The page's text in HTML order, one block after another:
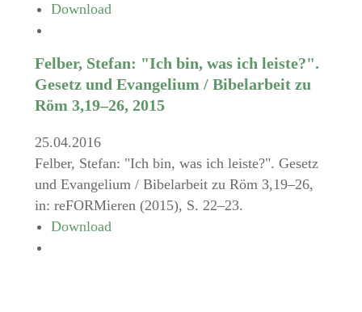
Download
Felber, Stefan: "Ich bin, was ich leiste?".
Gesetz und Evangelium / Bibelarbeit zu
Röm 3,19–26, 2015
25.04.2016
Felber, Stefan: "Ich bin, was ich leiste?". Gesetz
und Evangelium / Bibelarbeit zu Röm 3,19–26,
in: reFORMieren (2015), S. 22–23.
Download